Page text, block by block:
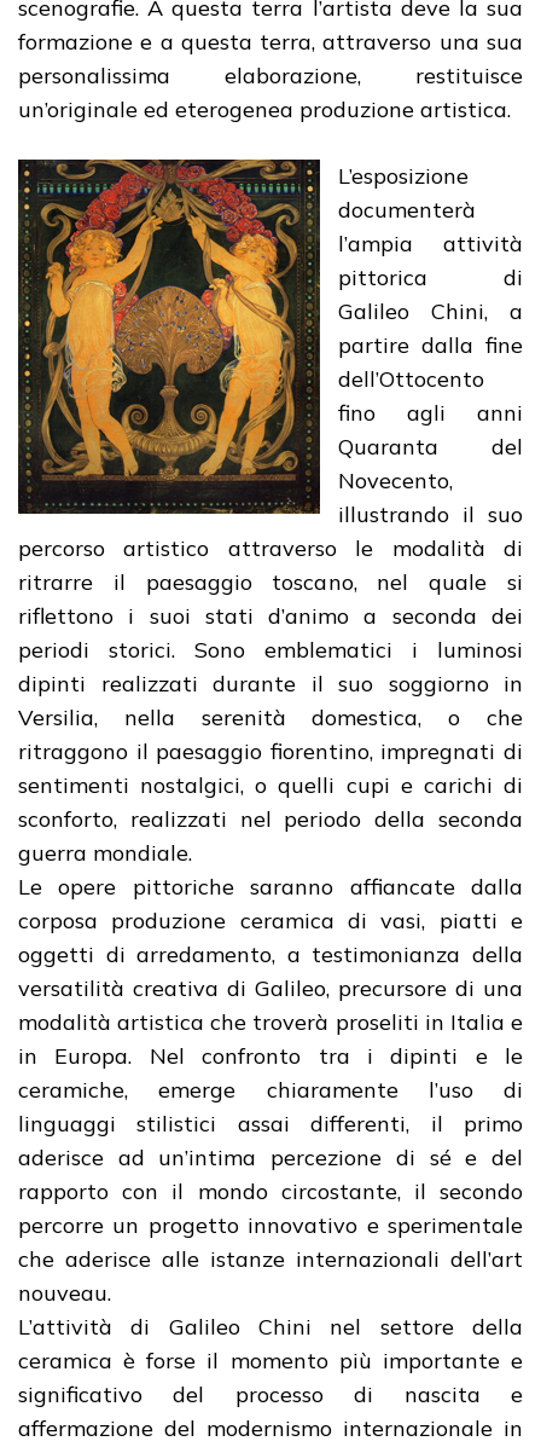
scenografie. A questa terra l’artista deve la sua
formazione e a questa terra, attraverso una sua
personalissima elaborazione, restituisce
un’originale ed eterogenea produzione artistica.
L’esposizione
documenterà
l’ampia attività
pittorica di
Galileo Chini, a
partire dalla fine
dell’Ottocento
fino agli anni
Quaranta del
Novecento,
illustrando il suo
percorso artistico attraverso le modalità di
ritrarre il paesaggio toscano, nel quale si
riflettono i suoi stati d’animo a seconda dei
periodi storici. Sono emblematici i luminosi
dipinti realizzati durante il suo soggiorno in
Versilia, nella serenità domestica, o che
ritraggono il paesaggio fiorentino, impregnati di
sentimenti nostalgici, o quelli cupi e carichi di
sconforto, realizzati nel periodo della seconda
guerra mondiale.
Le opere pittoriche saranno affiancate dalla
corposa produzione ceramica di vasi, piatti e
oggetti di arredamento, a testimonianza della
versatilità creativa di Galileo, precursore di una
modalità artistica che troverà proseliti in Italia e
in Europa. Nel confronto tra i dipinti e le
ceramiche, emerge chiaramente l’uso di
linguaggi stilistici assai differenti, il primo
aderisce ad un’intima percezione di sé e del
rapporto con il mondo circostante, il secondo
percorre un progetto innovativo e sperimentale
che aderisce alle istanze internazionali dell’art
nouveau.
L’attività di Galileo Chini nel settore della
ceramica è forse il momento più importante e
significativo del processo di nascita e
affermazione del modernismo internazionale in